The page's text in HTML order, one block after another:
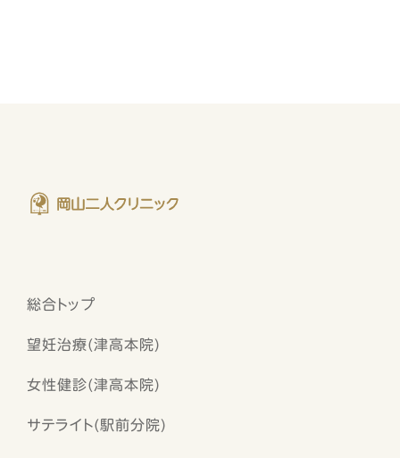
総合トップ
望妊治療(津高本院)
女性健診(津高本院)
サテライト(駅前分院)